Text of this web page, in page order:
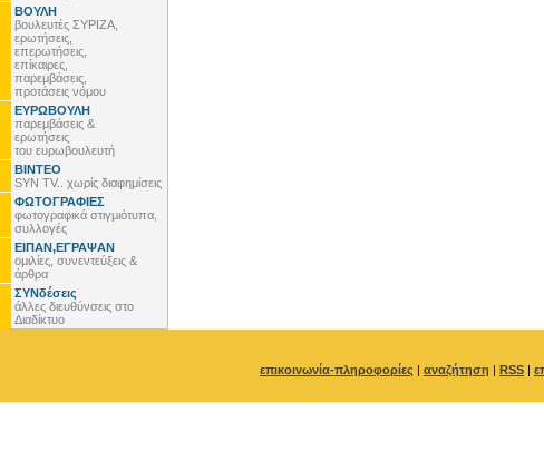
ΒΟΥΛΗ
βουλευτές ΣΥΡΙΖΑ,
ερωτήσεις,
επερωτήσεις,
επίκαιρες,
παρεμβάσεις,
προτάσεις νόμου
ΕΥΡΩΒΟΥΛΗ
παρεμβάσεις &
ερωτήσεις
του ευρωβουλευτή
ΒΙΝΤΕΟ
SYN TV.. χωρίς διαφημίσεις
ΦΩΤΟΓΡΑΦΙΕΣ
φωτογραφικά στιγμιότυπα,
συλλογές
ΕΙΠΑΝ,ΕΓΡΑΨΑΝ
ομιλίες, συνεντεύξεις &
άρθρα
ΣΥΝδέσεις
άλλες διευθύνσεις στο
Διαδίκτυο
επικοινωνία-πληροφορίες | αναζήτηση | RSS |